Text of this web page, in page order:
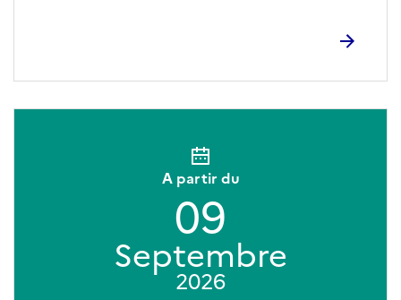
A partir du
09
Septembre
2026